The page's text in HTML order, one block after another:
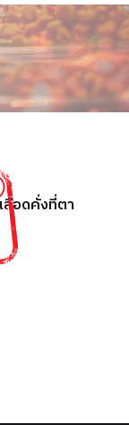
ลือดคั่งที่ตา